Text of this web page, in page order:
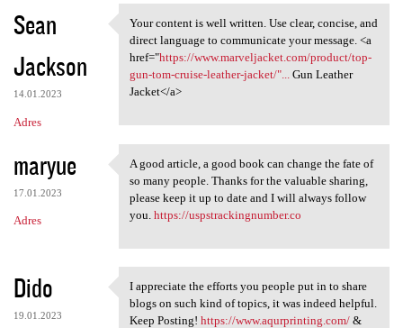
Sean
Jackson
14.01.2023
Adres
Your content is well written.
Your content is well written. Use clear, concise, and
direct language to communicate your message. <a
href="https://www.marveljacket.com/product/top-
gun-tom-cruise-leather-jacket/"...Gun Leather
Jacket</a>
maryue
17.01.2023
Adres
A good article, a good book
A good article, a good book can change the fate of
so many people. Thanks for the valuable sharing,
please keep it up to date and I will always follow
you. https://uspstrackingnumber.co
Dido
19.01.2023
I appreciate the efforts you
I appreciate the efforts you people put in to share
blogs on such kind of topics, it was indeed helpful.
Keep Posting! https://www.aqurprinting.com/&